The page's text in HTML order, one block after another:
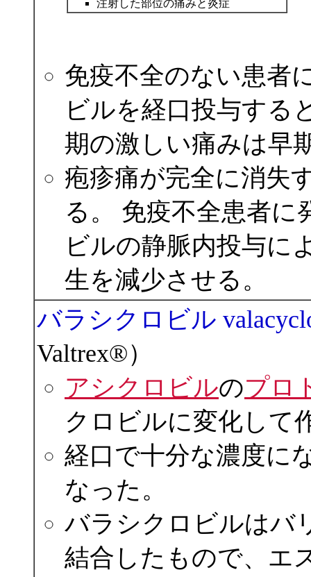
注射した部位の痛みと炎症
免疫不全のない患者
ビルを経口投与する
期の激しい痛みは早
疱疹痛が完全に消失
る。 免疫不全患者に
ビルの静脈内投与に
生を減少させる。
バラシクロビル
Valtrex®）
アシクロビルのプロ
クロビルに変化して
経口で十分な濃度に
なった。
バラシクロビルはバ
結合したもので、エ